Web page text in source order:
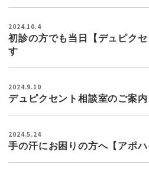
2024.10.4
初診の方でも当日【デュピク
す
2024.9.10
デュピクセント相談室のご案内
2024.5.24
手の汗にお困りの方へ【アポハ